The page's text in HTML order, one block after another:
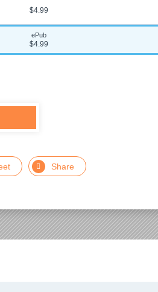
$4.99
ePub
$4.99
LinkedIn